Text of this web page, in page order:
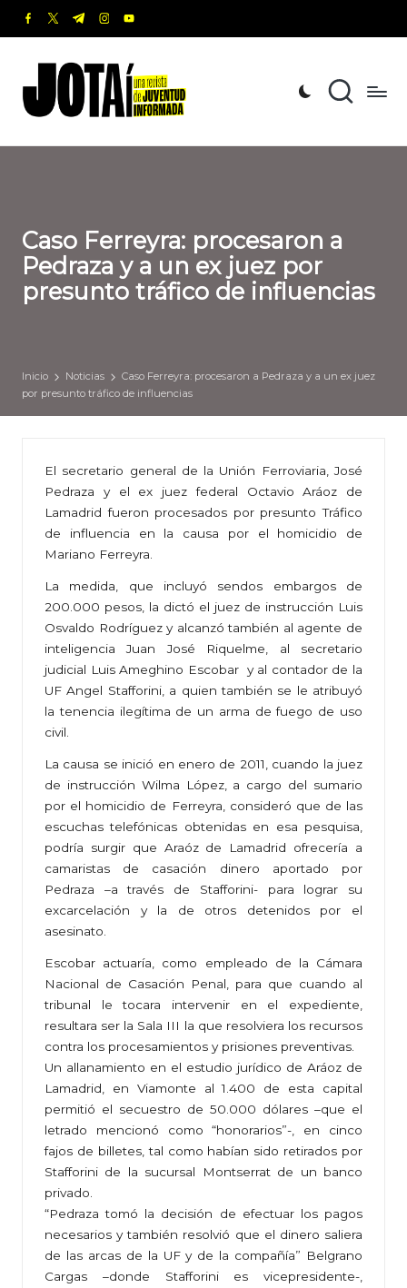
Saltar
contenido
facebook.com
twitter.com
t.me instagram.com
youtube.com
o
t
revista
de
Informada
Caso Ferreyra: procesaron a
Pedraza y a un ex juez por
presunto tráfico de influencias
Inicio Noticias
Caso Ferreyra: procesaron a Pedraza y a un ex juez
por presunto tráfico de influencias
El secretario general de la Unión Ferroviaria, José
Pedraza y el ex juez federal Octavio Aráoz de
Lamadrid fueron procesados por presunto Tráfico
de influencia en la causa por el homicidio de
Mariano Ferreyra.
La medida, que incluyó sendos embargos de
200.000 pesos, la dictó el juez de instrucción Luis
Osvaldo Rodríguez y alcanzó también al agente de
inteligencia Juan José Riquelme, al secretario
judicial Luis Ameghino Escobar y al contador de la
UF Angel Stafforini, a quien también se le atribuyó
la tenencia ilegítima de un arma de fuego de uso
civil.
La causa se inició en enero de 2011, cuando la juez
de instrucción Wilma López, a cargo del sumario
por el homicidio de Ferreyra, consideró que de las
escuchas telefónicas obtenidas en esa pesquisa,
podría surgir que Araóz de Lamadrid ofrecería a
camaristas de casación dinero aportado por
Pedraza –a través de Stafforini- para lograr su
excarcelación y la de otros detenidos por el
asesinato.
Escobar actuaría, como empleado de la Cámara
Nacional de Casación Penal, para que cuando al
tribunal le tocara intervenir en el expediente,
resultara ser la Sala III la que resolviera los recursos
contra los procesamientos y prisiones preventivas.
Un allanamiento en el estudio jurídico de Aráoz de
Lamadrid, en Viamonte al 1.400 de esta capital
permitió el secuestro de 50.000 dólares –que el
letrado mencionó como “honorarios”-, en cinco
fajos de billetes, tal como habían sido retirados por
Stafforini de la sucursal Montserrat de un banco
privado.
“Pedraza tomó la decisión de efectuar los pagos
necesarios y también resolvió que el dinero saliera
de las arcas de la UF y de la compañía” Belgrano
Cargas –donde Stafforini es vicepresidente-,